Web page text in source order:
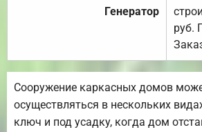
Генератор
руб.
Сооружение каркасных домов
осуществляться в нескольких
ключ и под усадку, когда дом